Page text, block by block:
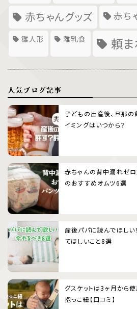
赤ちゃんグッズ 赤ち
雛人形 離乳食 頼
人気ブログ記事
子どもの出産後、旦那
イミングはいつから？
赤ちゃんの背中漏れゼ
のおすすめオムツ6選
産後パパに読んでほしい
てほしいこと8選
グスケットは3ヶ月から
抱っこ紐【口コミ】